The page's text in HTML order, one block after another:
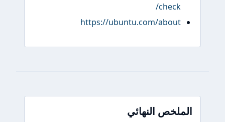
check/
https://ubuntu.com/about
الملخص النهائي